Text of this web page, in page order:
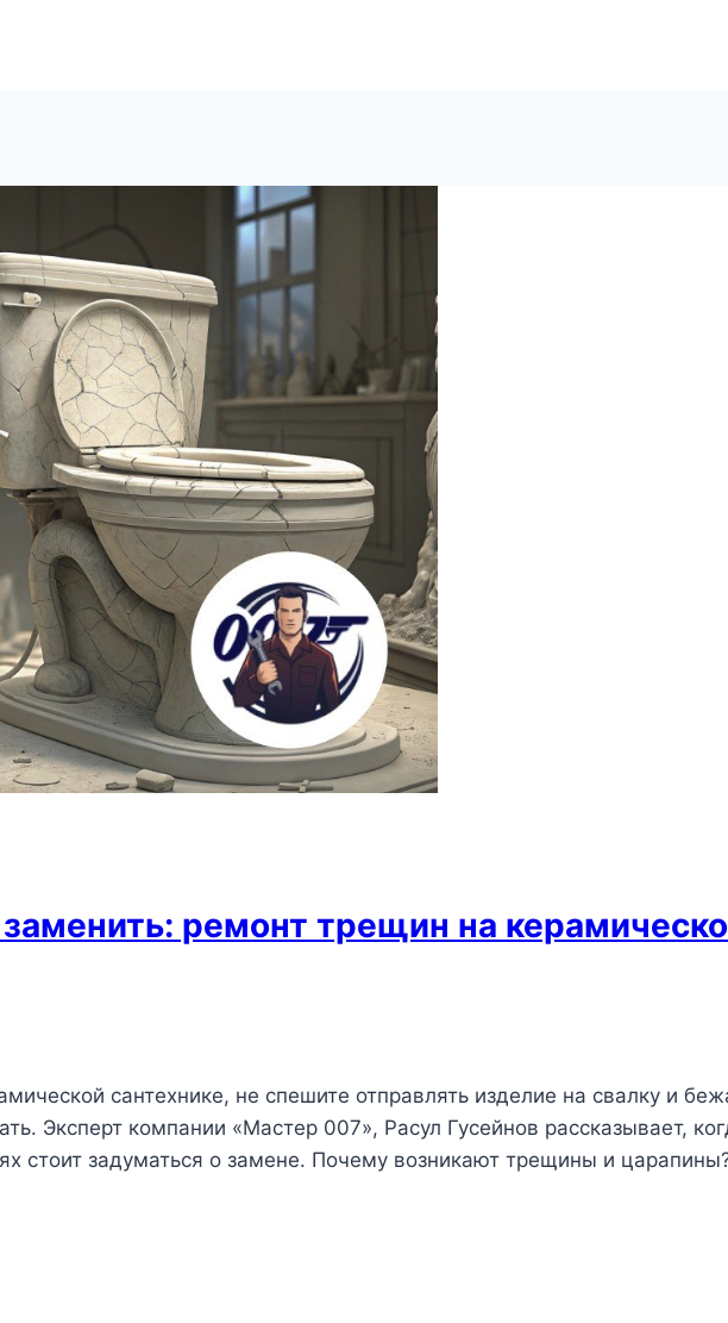
ремонт трещин на
сантехнике, не спешите отправлять изделие на свалку и
Эксперт компании «Мастер 007», Расул Гусейнов рассказывает,
стоит задуматься о замене. Почему возникают трещины и